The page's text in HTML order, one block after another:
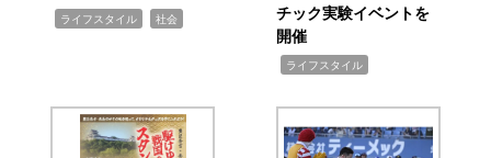
ライフスタイル 社会
チック実験イベントを
開催
ライフスタイル